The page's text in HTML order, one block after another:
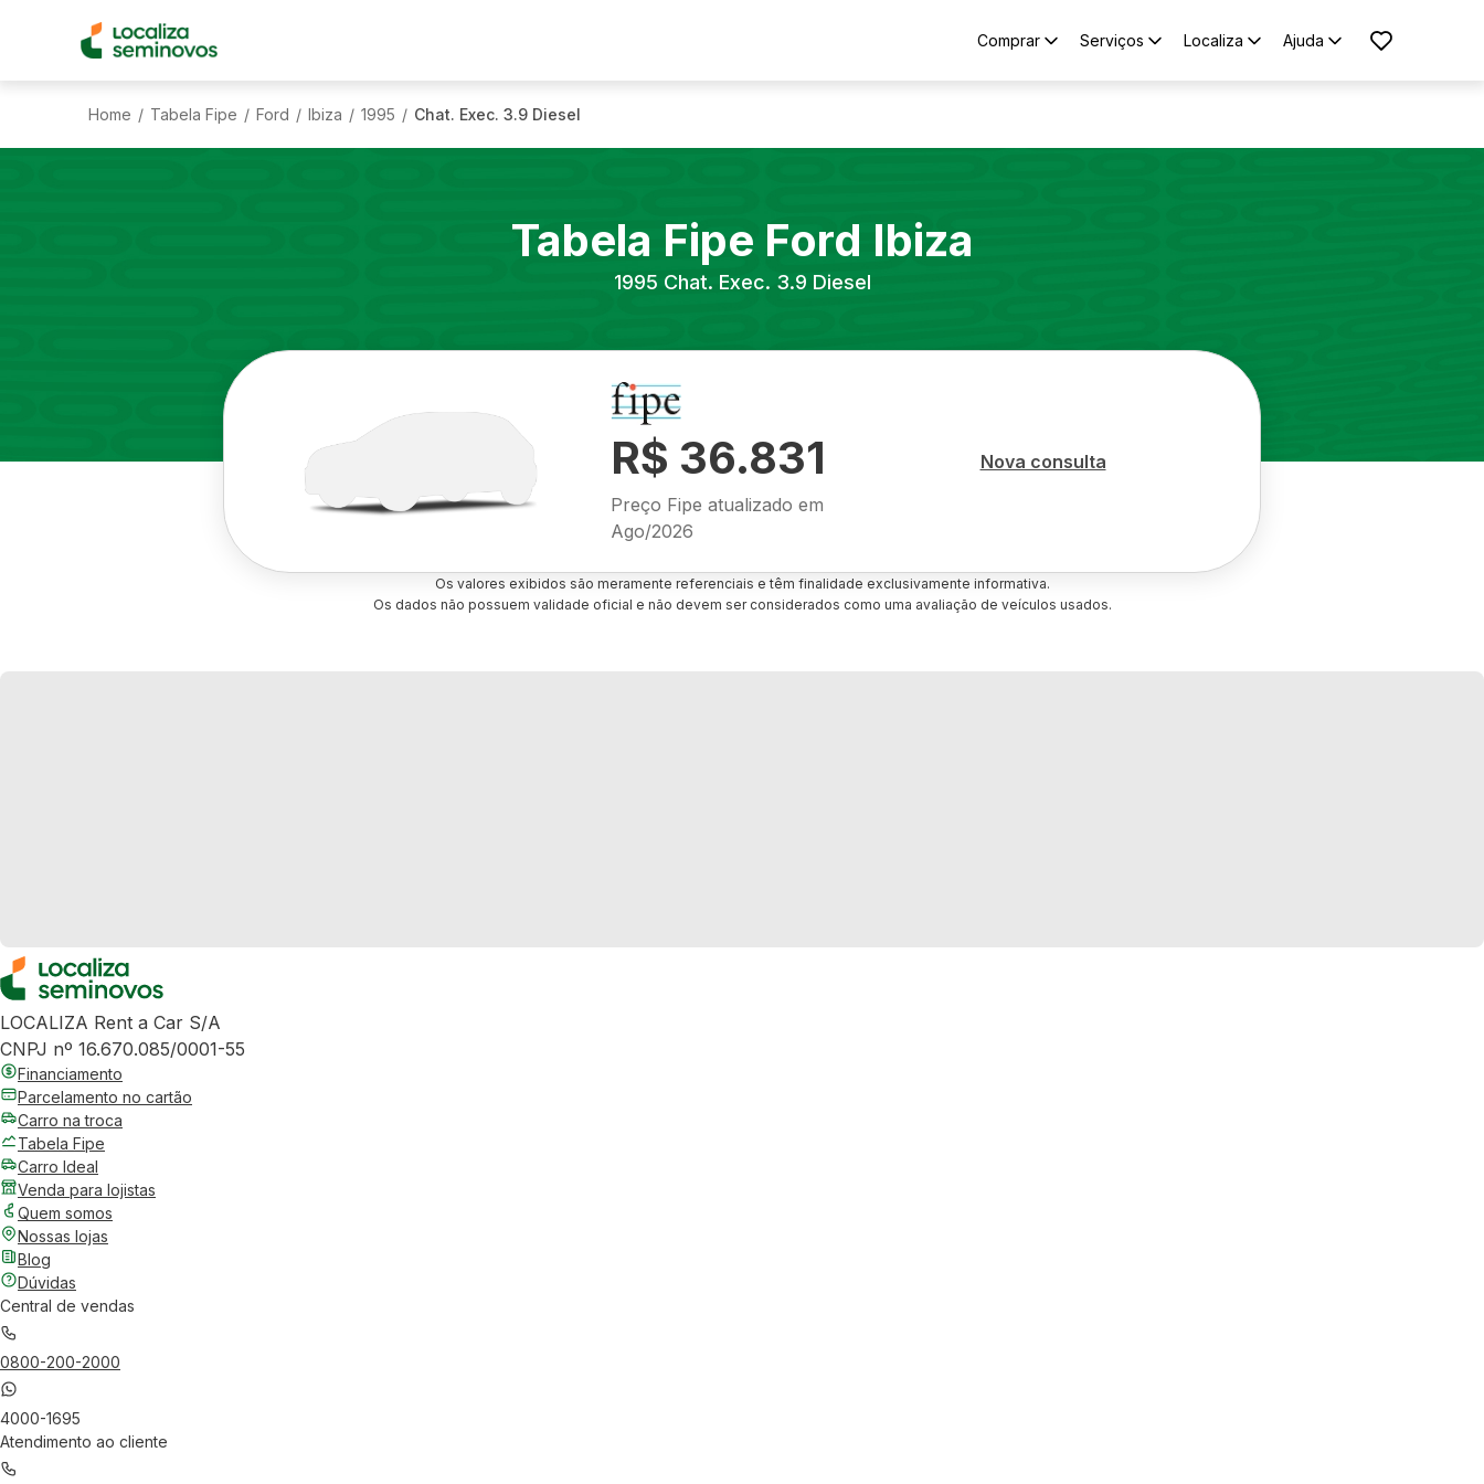
Comprar Serviços Localiza Ajuda
Home / Tabela Fipe / Ford / Ibiza / 1995 / Chat. Exec. 3.9 Diesel
Tabela Fipe Ford Ibiza
1995 Chat. Exec. 3.9 Diesel
R$ 36.831
Preço Fipe atualizado em
Ago/2026
Nova consulta
Os valores exibidos são meramente referenciais e têm finalidade exclusivamente informativa.
Os dados não possuem validade oficial e não devem ser considerados como uma avaliação de veículos usados.
LOCALIZA Rent a Car S/A
CNPJ nº 16.670.085/0001-55
Financiamento
Parcelamento no cartão
Carro na troca
Tabela Fipe
Carro Ideal
Venda para lojistas
Quem somos
Nossas lojas
Blog
Dúvidas
Central de vendas
0800-200-2000
4000-1695
Atendimento ao cliente